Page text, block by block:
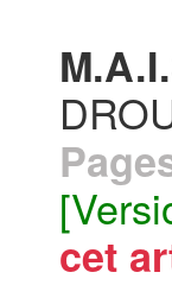
cet